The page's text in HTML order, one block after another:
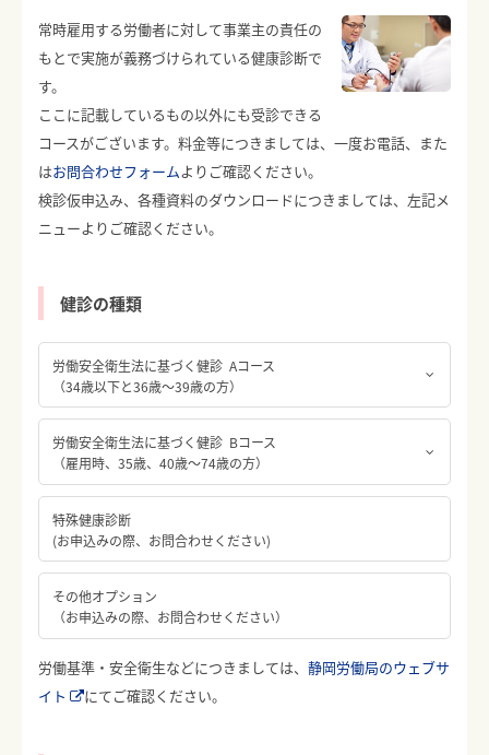
常時雇用する労働者に対して事業主の責任の
もとで実施が義務づけられている健康診断で
す。
ここに記載しているもの以外にも受診できる
コースがございます。料金等につきましては、一度お電話、また
はお問合わせフォームよりご確認ください。
検診仮申込み、各種資料のダウンロードにつきましては、左記メ
ニューよりご確認ください。
健診の種類
労働安全衛生法に基づく健診 Aコース
（34歳以下と36歳～39歳の方）
労働安全衛生法に基づく健診 Bコース
（雇用時、35歳、40歳～74歳の方）
特殊健康診断
(お申込みの際、お問合わせください)
その他オプション
（お申込みの際、お問合わせください）
労働基準・安全衛生などにつきましては、 静岡労働局のウェブサ
イト
にてご確認ください。